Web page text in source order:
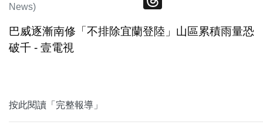
News)
巴威逐漸南修「不排除宜蘭登陸」山區累積雨量恐
破千 - 壹電視
按此閱讀「完整報導」